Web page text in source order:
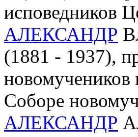
исповедников
АЛЕКСАНДР
(1881 - 1937),
новомучеников
Соборе
АЛЕКСАНДР